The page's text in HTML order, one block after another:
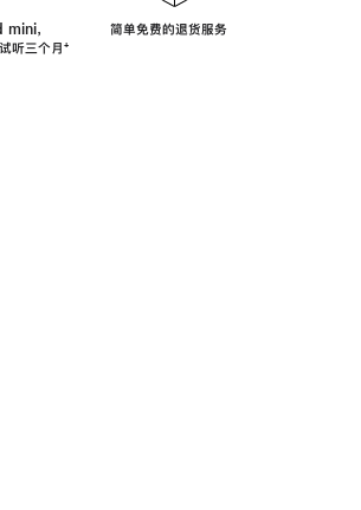
，
听三个月脚
⁺
简单免费的退货服务